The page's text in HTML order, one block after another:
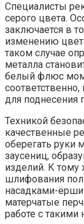
Специалисты
серого цвета.
заключается в
изменению
таком случае
металла
белый флюс
для поднесения
Техникой
качественные
оберегать руки
заусениц,
изделий. К
шлифования
насадками-
матерчатые
работе с такими